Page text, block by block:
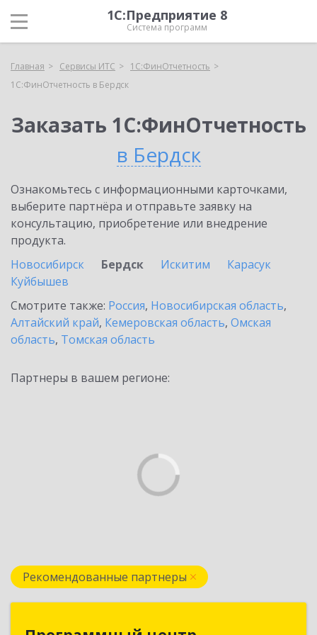
1С:Предприятие 8
Система программ
Главная Сервисы ИТС
1С:ФинОтчетность
1С:ФинОтчетность в Бердск
Заказать 1С:ФинОтчетность
в Бердск
Ознакомьтесь с информационными карточками,
выберите партнёра и отправьте заявку на
консультацию, приобретение или внедрение
продукта.
Новосибирск
Бердск Искитим
Карасук
Куйбышев
Смотрите также: Россия, Новосибирская область,
Алтайский край, Кемеровская область, Омская
область, Томская область
Партнеры в вашем регионе:
Рекомендованные партнеры
Программный центр